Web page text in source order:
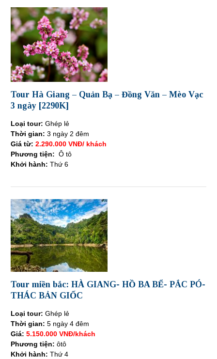
Tour Hà Giang – Quản Bạ – Đồng Văn – Mèo Vạc
3 ngày [2290K]
Loại tour: Ghép lẻ
Thời gian: 3 ngày 2 đêm
Giá từ: 2.290.000 VNĐ/ khách
Phương tiện: Ô tô
Khởi hành: Thứ 6
Tour miền bắc: HÀ GIANG- HỒ BA BỂ- PẮC PÓ-
THÁC BẢN GIỐC
Loại tour:Ghép lẻ
Thời gian: 5 ngày 4 đêm
Giá:5.150.000 VNĐ/khách
Phương tiện:ôtô
Khởi hành:Thứ 4